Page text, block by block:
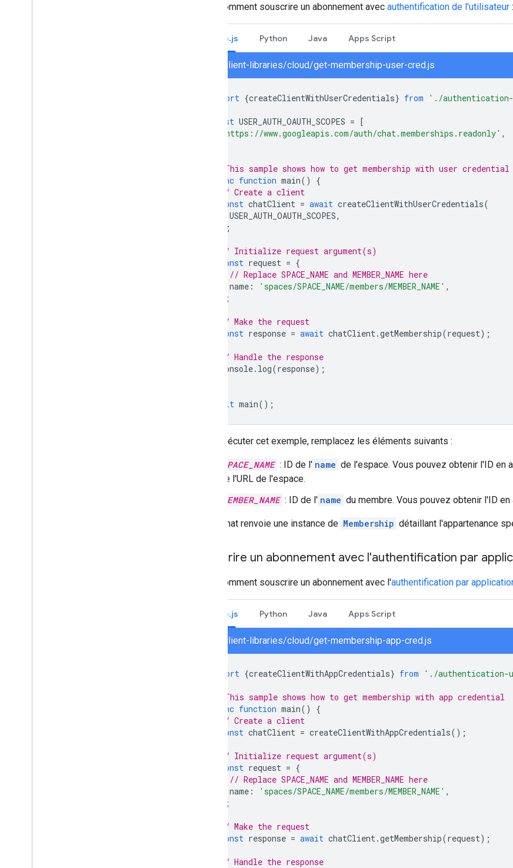
Voici comment souscrire un abonnement avec authentification de l'utilisateur :
Node.js Python Java Apps Script
chat/client-libraries/cloud/get-membership-user-cred.js
import {createClientWithUserCredentials} from './
const USER_AUTH_OAUTH_SCOPES = [
'https://www.googleapis.com/auth/chat.memberships.readonly' ,
// This sample shows how to get membership with user credential
async function main()
{
// Create a client
const chatClient = await createClientWithUserCredentials(
USER_AUTH_OAUTH_SCOPES,
);
// Initialize request argument(s)
const request = {
// Replace SPACE_NAME and MEMBER_NAME here
name : 'spaces/SPACE_NAME/members/MEMBER_NAME' ,
};
// Make the request
const response = await chatClient.getMembership(request);
// Handle the response
console. log(response);
await main();
Pour exécuter cet exemple, remplacez les éléments suivants :
SPACE_NAME : ID de l' name de l'espace. Vous pouvez obtenir l'ID en
de l'URL de l'espace.
MEMBER_NAME : ID de l' name du membre. Vous pouvez obtenir l'ID
L'API Chat renvoie une instance de Membership détaillant l'appartenance
Souscrire un abonnement avec l'authentification par
Voici comment souscrire un abonnement avec l'authentification par
Node.js Python Java Apps Script
chat/client-libraries/cloud/get-membership-app-cred.js
import {createClientWithAppCredentials} from './
// This sample shows how to get membership with app credential
async function main()
{
// Create a client
const chatClient = createClientWithAppCredentials();
// Initialize request argument(s)
const request = {
// Replace SPACE_NAME and MEMBER_NAME here
name : 'spaces/SPACE_NAME/members/MEMBER_NAME' ,
};
// Make the request
const response = await chatClient.getMembership(request);
// Handle the response